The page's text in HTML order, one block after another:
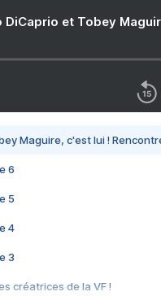
DiCaprio et Tobey
Maguire, c'est lui !
6
5
4
3
créatrices de la VF !